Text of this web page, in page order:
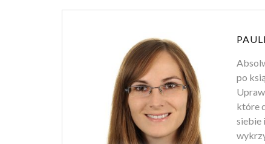
po
które
siebie